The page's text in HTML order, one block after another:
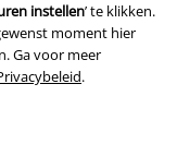
instellen’ te klikken.
moment hier
Ga voor meer
.